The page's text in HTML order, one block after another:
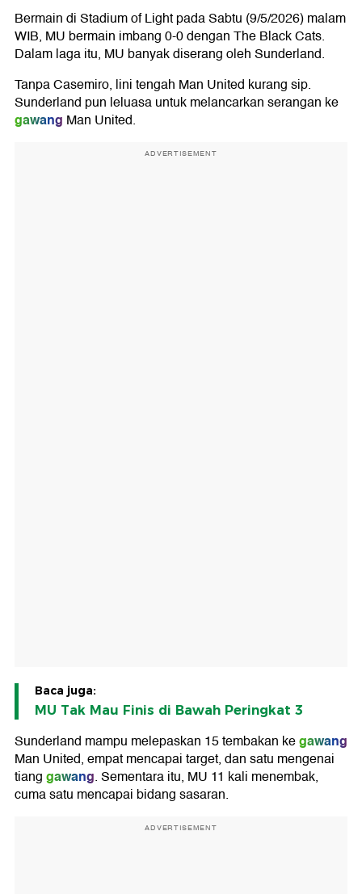
Bermain di Stadium of Light pada Sabtu (9/5/2026) malam
WIB, MU bermain imbang 0-0 dengan The Black Cats.
Dalam laga itu, MU banyak diserang oleh Sunderland.
Tanpa Casemiro, lini tengah Man United kurang sip.
Sunderland pun leluasa untuk melancarkan serangan ke
gawang Man United.
ADVERTISEMENT
Baca juga:
MU Tak Mau Finis di Bawah Peringkat 3
Sunderland mampu melepaskan 15 tembakan kegawang
Man United, empat mencapai target, dan satu mengenai
tianggawang. Sementara itu, MU 11 kali menembak,
cuma satu mencapai bidang sasaran.
ADVERTISEMENT